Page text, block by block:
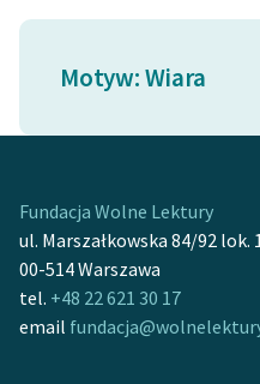
Motyw: Wiara
Fundacja Wolne Lektury
ul. Marszałkowska 84/92 lok.
00-514 Warszawa
tel. +48 22 621 30 17
email